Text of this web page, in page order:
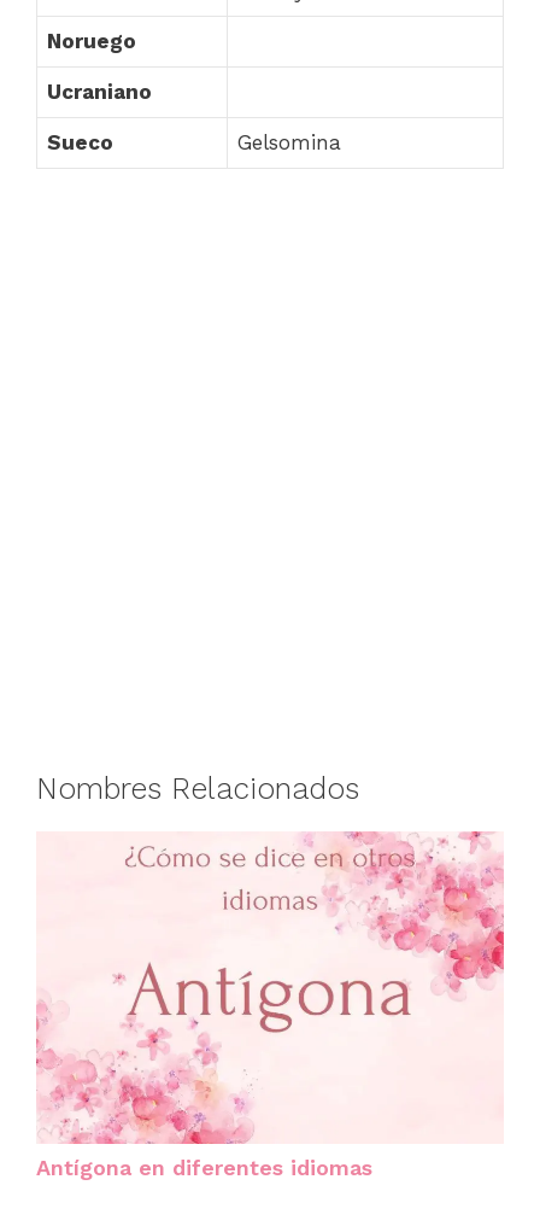
Noruego
Ucraniano
Sueco Gelsomina
Nombres Relacionados
Antígona en diferentes idiomas